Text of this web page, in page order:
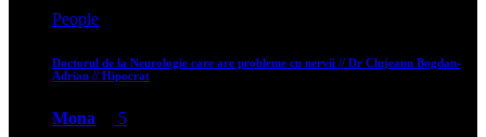
People
Doctorul de la Neurologie care are probleme cu nervii // Dr Clujeanu Bogdan-
Adrian // Hipocrat
Mona 5